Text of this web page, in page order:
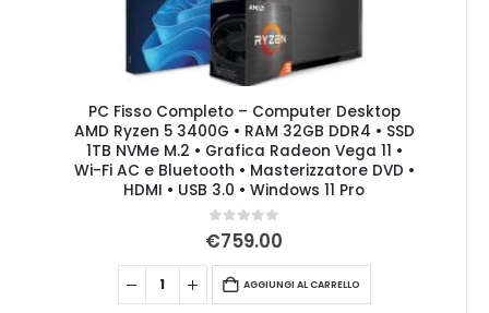
PC Fisso Completo – Computer Desktop
AMD Ryzen 5 3400G • RAM 32GB DDR4 • SSD
1TB NVMe M.2 • Grafica Radeon Vega 11 •
Wi-Fi AC e Bluetooth • Masterizzatore DVD •
HDMI • USB 3.0 • Windows 11 Pro
0 Su 5
€759.00
AGGIUNGI AL CARRELLO